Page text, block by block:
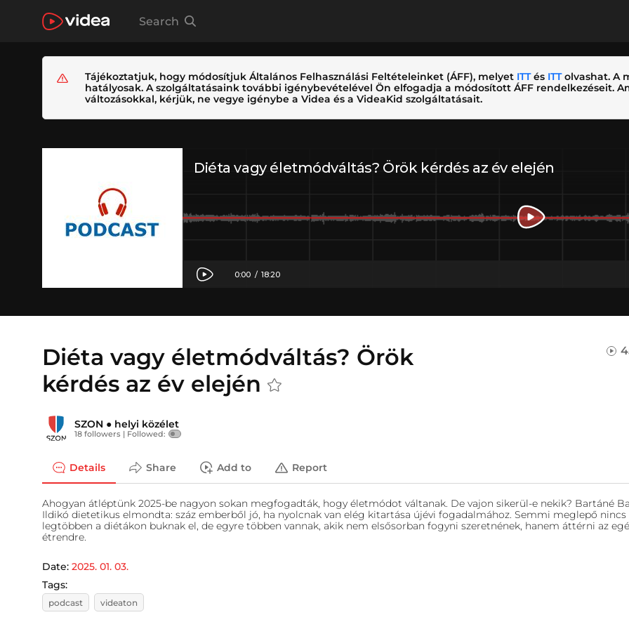
Search
Tájékoztatjuk, hogy módosítjuk Általános Felhasználási Feltételeinket (ÁFF), melyet ITTés ITTolvashat. A
hatályosak. A szolgáltatásaink további igénybevételével Ön elfogadja a módosított ÁFF rendelkezéseit.
változásokkal, kérjük, ne vegye igénybe a Videa és a VideaKid szolgáltatásait.
Diéta vagy életmódváltás? Örök
kérdés az év elején
SZON ● helyi közélet
18 followers | Followed:
Details Share Add to Report
Ahogyan átléptünk 2025-be nagyon sokan megfogadták, hogy életmódot váltanak. De vajon sikerül-e nekik? Bartáné
Ildikó dietetikus elmondta: száz emberből jó, ha nyolcnak van elég kitartása újévi fogadalmához. Semmi meglepő nincs
legtöbben a diétákon buknak el, de egyre többen vannak, akik nem elsősorban fogyni szeretnének, hanem áttérni az
étrendre.
Date: 2025. 01. 03.
Tags:
podcast videaton